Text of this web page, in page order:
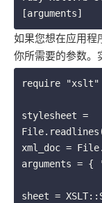
如果您想在应用程
你所需要的参数。
require "xslt"
stylesheet =
xml_doc =
arguments =
sheet =